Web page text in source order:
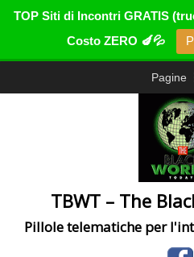
TOP Siti di Incontri GRATIS
Costo ZERO 🍆💦
Pagine
TBWT – The
Pillole telematiche per